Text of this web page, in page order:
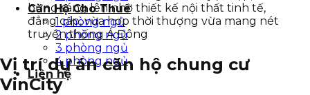
Căn Hộ Cho Thuê
1 phòng ngủ
2 phòng ngủ
3 phòng ngủ
4 phòng ngủ
Liên hệ
bừng sáng lên nhờ thiết kế nội thất tinh tế,
đẳng cấp, vừa hợp thời thượng vừa mang nét
truyền thống Á Đông
Vị trí dự án căn hộ chung cư
VinCity